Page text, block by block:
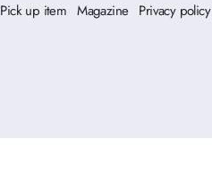
Pick up item Magazine Privacy policy